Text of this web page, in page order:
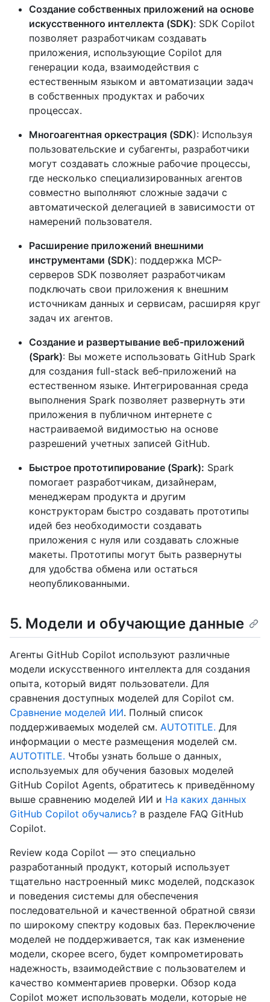
Создание собственных приложений на основе
искусственного интеллекта (SDK): SDK Copilot
позволяет разработчикам создавать
приложения, использующие Copilot для
генерации кода, взаимодействия с
естественным языком и автоматизации задач
в собственных продуктах и рабочих
процессах.
Многоагентная оркестрация (SDK): Используя
пользовательские и субагенты, разработчики
могут создавать сложные рабочие процессы,
где несколько специализированных агентов
совместно выполняют сложные задачи с
автоматической делегацией в зависимости от
намерений пользователя.
Расширение приложений внешними
инструментами (SDK): поддержка MCP-
серверов SDK позволяет разработчикам
подключать свои приложения к внешним
источникам данных и сервисам, расширяя круг
задач их агентов.
Создание и развертывание веб-приложений
(Spark): Вы можете использовать GitHub Spark
для создания full-stack веб-приложений на
естественном языке. Интегрированная среда
выполнения Spark позволяет развернуть эти
приложения в публичном интернете с
настраиваемой видимостью на основе
разрешений учетных записей GitHub.
Быстрое прототипирование (Spark): Spark
помогает разработчикам, дизайнерам,
менеджерам продукта и другим
конструкторам быстро создавать прототипы
идей без необходимости создавать
приложения с нуля или создавать сложные
макеты. Прототипы могут быть развернуты
для удобства обмена или остаться
неопубликованными.
5. Модели и обучающие данные
Агенты GitHub Copilot используют различные
модели искусственного интеллекта для создания
опыта, который видят пользователи. Для
сравнения доступных моделей для Copilot см.
Сравнение моделей ИИ. Полный список
поддерживаемых моделей см. AUTOTITLE. Для
информации о месте размещения моделей см.
AUTOTITLE. Чтобы узнать больше о данных,
используемых для обучения базовых моделей
GitHub Copilot Agents, обратитесь к приведённому
выше сравнению моделей ИИ и На каких данных
GitHub Copilot обучались? в разделе FAQ GitHub
Copilot.
Review кода Copilot — это специально
разработанный продукт, который использует
тщательно настроенный микс моделей, подсказок
и поведения системы для обеспечения
последовательной и качественной обратной связи
по широкому спектру кодовых баз. Переключение
моделей не поддерживается, так как изменение
модели, скорее всего, будет компрометировать
надежность, взаимодействие с пользователем и
качество комментариев проверки. Обзор кода
Copilot может использовать модели, которые не